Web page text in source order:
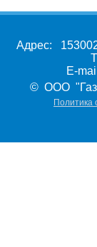
Адрес:
E-
© ООО
Политика